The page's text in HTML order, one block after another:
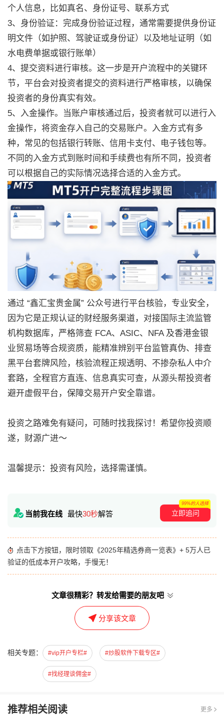
个人信息，比如真名、身份证号、联系方式
3、身份验证：完成身份验证过程，通常需要提供身份证
明文件（如护照、驾驶证或身份证）以及地址证明（如
水电费单据或银行账单）
4、提交资料进行审核。这一步是开户流程中的关键环
节，平台会对投资者提交的资料进行严格审核，以确保
投资者的身份真实有效。
5、入金操作。当账户审核通过后，投资者就可以进行入
金操作，将资金存入自己的交易账户。入金方式有多
种，常见的包括银行转账、信用卡支付、电子钱包等。
不同的入金方式到账时间和手续费也有所不同，投资者
可以根据自己的实际情况选择合适的入金方式。
通过 “鑫汇宝贵金属” 公众号进行平台核验，专业安全，
因为它是正规认证的财经服务渠道，对接国际主流监管
机构数据库，严格筛查 FCA、ASIC、NFA 及香港金银
业贸易场等合规资质，能精准辨别平台监管真伪、排查
黑平台套牌风险，核验流程正规透明、不掺杂私人中介
套路，全程官方直连、信息真实可查，从源头帮投资者
避开虚假平台，保障交易开户安全靠谱。
投资之路难免有疑问，可随时找我探讨！希望你投资顺
遂，财源广进～
温馨提示：投资有风险，选择需谨慎。
当前我在线 最快30秒解答 立即追问
99%的人选择
点击下方按钮，限时领取《2025年精选券商一览表》+ 5万人已
验证的低成本开户攻略，手慢无！
文章很精彩？转发给需要的朋友吧
分享该文章
相关专题： #vip开户专栏# #炒股软件下载专区#
#找经理谈佣金#
推荐相关阅读 更多